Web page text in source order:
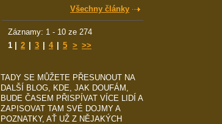
Všechny články
Záznamy: 1 - 10 ze 274
1
2 3 4 5 > >>
TADY SE MŮŽETE PŘESUNOUT NA
DALŠÍ BLOG, KDE, JAK DOUFÁM,
BUDE ČASEM PŘISPÍVAT VÍCE LIDÍ A
ZAPISOVAT TAM SVÉ DOJMY A
POZNATKY, AŤ UŽ Z NĚJAKÝCH